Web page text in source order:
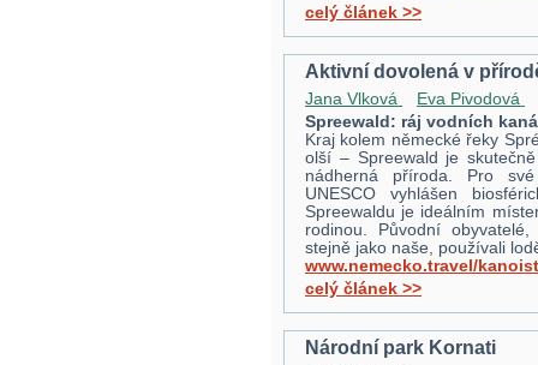
celý článek >>
Aktivní dovolená v
Jana Vlková
Eva Pivodová
Spreewald: ráj vodních
Kraj kolem německé řeky
olší – Spreewald je
nádherná příroda. Pro
UNESCO vyhlášen
Spreewaldu je ideálním
rodinou. Původní
stejně jako naše, používali
www.nemecko.travel/
celý článek >>
Národní park Kornati